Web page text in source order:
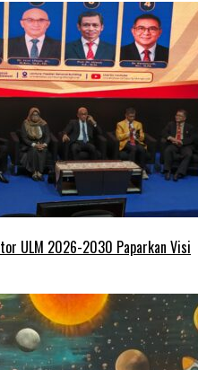
ULM 2026-2030 Paparkan Visi